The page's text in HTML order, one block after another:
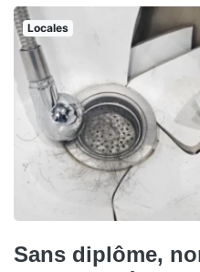
Locales
Sans diplôme,